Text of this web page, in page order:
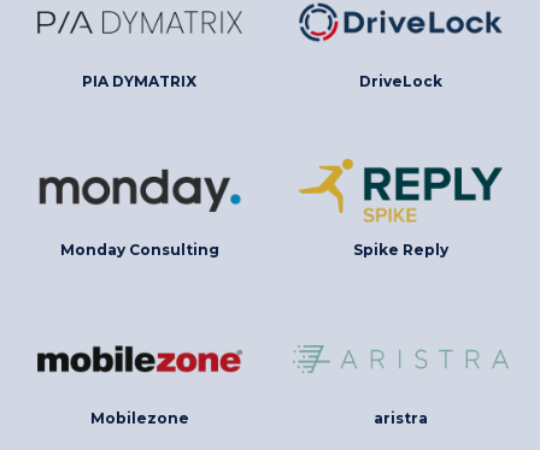
PIA DYMATRIX DriveLock
Monday Consulting Spike Reply
Mobilezone aristra